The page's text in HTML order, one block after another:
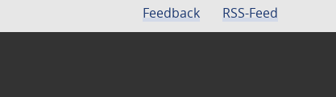
Feedback RSS-Feed